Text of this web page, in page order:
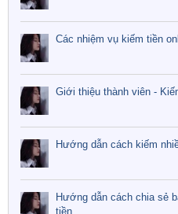
Các nhiệm vụ kiếm tiền
Giới thiệu thành viên -
Hướng dẫn cách kiếm
Hướng dẫn cách chia sẻ
tiền